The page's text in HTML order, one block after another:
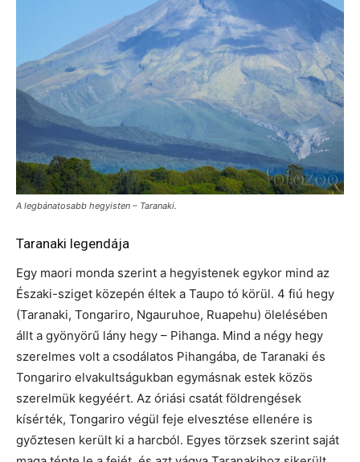
A legbánatosabb hegyisten – Taranaki.
Taranaki legendája
Egy maori monda szerint a hegyistenek egykor mind az
Északi-sziget közepén éltek a Taupo tó körül. 4 fiú hegy
(Taranaki, Tongariro, Ngauruhoe, Ruapehu) ölelésében
állt a gyönyörű lány hegy – Pihanga. Mind a négy hegy
szerelmes volt a csodálatos Pihangába, de Taranaki és
Tongariro elvakultságukban egymásnak estek közös
szerelmük kegyéért. Az óriási csatát földrengések
kísérték, Tongariro végül feje elvesztése ellenére is
győztesen került ki a harcból. Egyes törzsek szerint saját